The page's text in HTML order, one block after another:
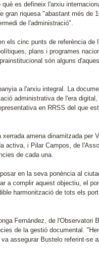
es defineix l'arxiu
gran riquesa "abastant més de
de l'administració".
els cinc punts de referència de
plans i programes
són alguns
a l'arxiu integral. La
administrativa de l'era
en RRSS del que
amena dinamitzada per
activa, i Pilar Campos, de
de cada una.
en la seva ponència al
a complir aquest objectiu, el
harmonització de tots els
Fernández, de l'Observatori
de la gestió documental.
assegurar Bustelo referint-se